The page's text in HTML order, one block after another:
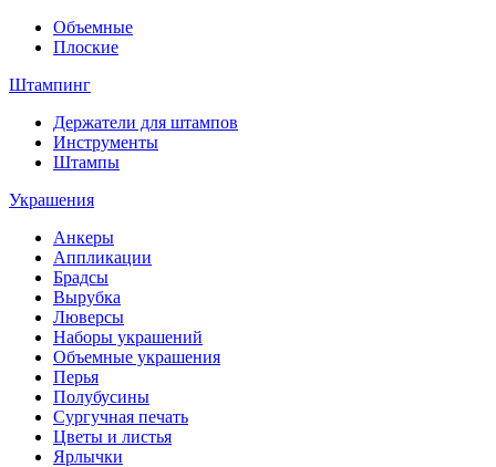
Объемные
Плоские
Штампинг
Держатели для штампов
Инструменты
Штампы
Украшения
Анкеры
Аппликации
Брадсы
Вырубка
Люверсы
Наборы украшений
Объемные украшения
Перья
Полубусины
Сургучная печать
Цветы и листья
Ярлычки